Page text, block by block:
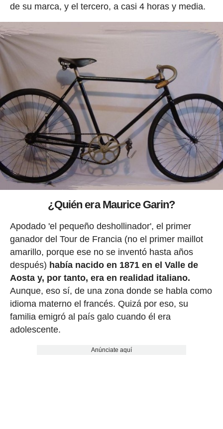
de su marca, y el tercero, a casi 4 horas y media.
¿Quién era Maurice Garin?
Apodado 'el pequeño deshollinador', el primer
ganador del Tour de Francia (no el primer maillot
amarillo, porque ese no se inventó hasta años
después) había nacido en 1871 en el Valle de
Aosta y, por tanto, era en realidad italiano.
Aunque, eso sí, de una zona donde se habla como
idioma materno el francés. Quizá por eso, su
familia emigró al país galo cuando él era
adolescente.
Anúnciate aquí